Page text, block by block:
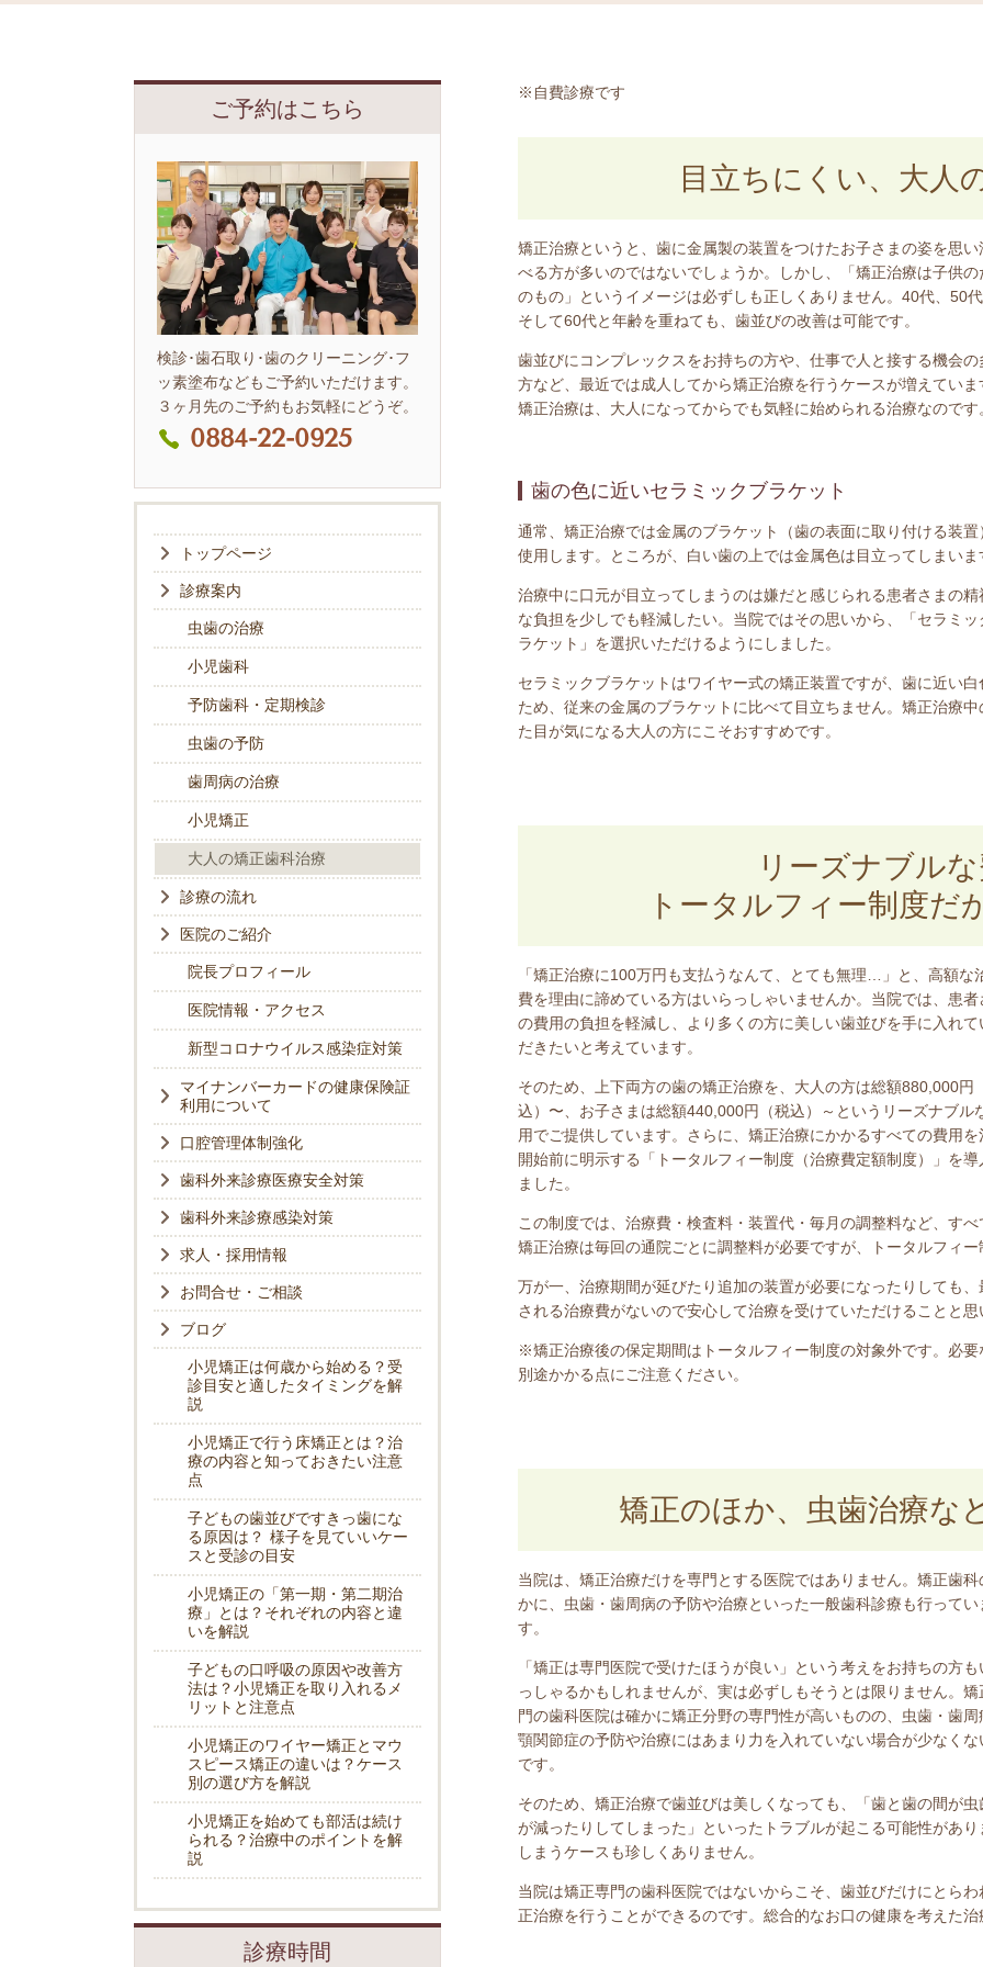
※自費診療です
目立ちにくい、大人
矯正治療というと、歯に金属製の装置をつけたお子さまの姿を思い
べる方が多いのではないでしょうか。しかし、「矯正治療は子供の
のもの」というイメージは必ずしも正しくありません。40代、50
そして60代と年齢を重ねても、歯並びの改善は可能です。
歯並びにコンプレックスをお持ちの方や、仕事で人と接する機会の
方など、最近では成人してから矯正治療を行うケースが増えていま
矯正治療は、大人になってからでも気軽に始められる治療なのです
歯の色に近いセラミックブラケット
通常、矯正治療では金属のブラケット（歯の表面に取り付ける装置
使用します。ところが、白い歯の上では金属色は目立ってしまいま
治療中に口元が目立ってしまうのは嫌だと感じられる患者さまの精
な負担を少しでも軽減したい。当院ではその思いから、「セラミッ
ラケット」を選択いただけるようにしました。
セラミックブラケットはワイヤー式の矯正装置ですが、歯に近い白
ため、従来の金属のブラケットに比べて目立ちません。矯正治療中
た目が気になる大人の方にこそおすすめです。
リーズナブル
トータルフィー制度だ
「矯正治療に100万円も支払うなんて、とても無理…」と、高額な
費を理由に諦めている方はいらっしゃいませんか。当院では、患者
の費用の負担を軽減し、より多くの方に美しい歯並びを手に入れて
だきたいと考えています。
そのため、上下両方の歯の矯正治療を、大人の方は総額880,000円
込）〜、お子さまは総額440,000円（税込）～というリーズナブル
用でご提供しています。さらに、矯正治療にかかるすべての費用を
開始前に明示する「トータルフィー制度（治療費定額制度）」を導
ました。
この制度では、治療費・検査料・装置代・毎月の調整料など、す
矯正治療は毎回の通院ごとに調整料が必要ですが、トータルフィ
万が一、治療期間が延びたり追加の装置が必要になったりしても
される治療費がないので安心して治療を受けていただけることと思
※矯正治療後の保定期間はトータルフィー制度の対象外です。必
別途かかる点にご注意ください。
矯正のほか、虫歯治療な
当院は、矯正治療だけを専門とする医院ではありません。矯正歯科
かに、虫歯・歯周病の予防や治療といった一般歯科診療も行ってい
す。
「矯正は専門医院で受けたほうが良い」という考えをお持ちの方も
っしゃるかもしれませんが、実は必ずしもそうとは限りません。矯
門の歯科医院は確かに矯正分野の専門性が高いものの、虫歯・歯周
顎関節症の予防や治療にはあまり力を入れていない場合が少なくな
です。
そのため、矯正治療で歯並びは美しくなっても、「歯と歯の間が
が減ったりしてしまった」といったトラブルが起こる可能性があ
しまうケースも珍しくありません。
当院は矯正専門の歯科医院ではないからこそ、歯並びだけにとら
正治療を行うことができるのです。総合的なお口の健康を考えた
ご予約はこちら
検診･歯石取り･歯のクリーニング･フ
ッ素塗布などもご予約いただけます。
３ヶ月先のご予約もお気軽にどうぞ。
0884-22-0925
トップページ
診療案内
虫歯の治療
小児歯科
予防歯科・定期検診
虫歯の予防
歯周病の治療
小児矯正
大人の矯正歯科治療
診療の流れ
医院のご紹介
院長プロフィール
医院情報・アクセス
新型コロナウイルス感染症対策
マイナンバーカードの健康保険証
利用について
口腔管理体制強化
歯科外来診療医療安全対策
歯科外来診療感染対策
求人・採用情報
お問合せ・ご相談
ブログ
小児矯正は何歳から始める？受
診目安と適したタイミングを解
説
小児矯正で行う床矯正とは？治
療の内容と知っておきたい注意
点
子どもの歯並びですきっ歯にな
る原因は？ 様子を見ていいケー
スと受診の目安
小児矯正の「第一期・第二期治
療」とは？それぞれの内容と違
いを解説
子どもの口呼吸の原因や改善方
法は？小児矯正を取り入れるメ
リットと注意点
小児矯正のワイヤー矯正とマウ
スピース矯正の違いは？ケース
別の選び方を解説
小児矯正を始めても部活は続け
られる？治療中のポイントを解
説
診療時間